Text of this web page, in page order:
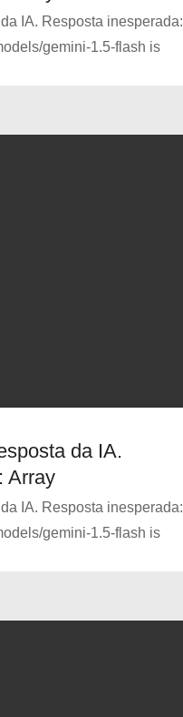
IA. Resposta inesperada:
gemini-1.5-flash is
da IA.
Array
IA. Resposta inesperada:
gemini-1.5-flash is